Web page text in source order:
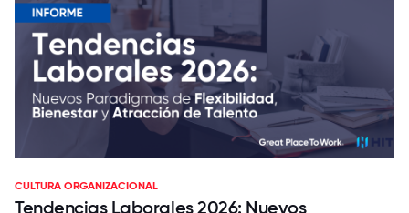
CULTURA ORGANIZACIONAL
Tendencias Laborales 2026: Nuevos